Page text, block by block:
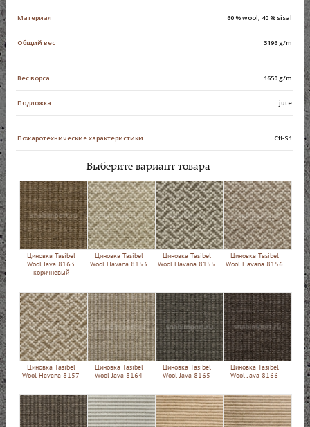
Материал 60 % wool, 40 % sisal
Общий вес 3196 g/m
Вес ворса 1650 g/m
Подложка jute
Пожаротехнические характеристики Сfl-S1
Выберите вариант товара
Циновка Tasibel
Wool Java 8163
коричневый
Циновка Tasibel
Wool Havana 8153
Циновка Tasibel
Wool Havana 8155
Циновка Tasibel
Wool Havana 8156
Циновка Tasibel
Wool Havana 8157
Циновка Tasibel
Wool Java 8164
Циновка Tasibel
Wool Java 8165
Циновка Tasibel
Wool Java 8166